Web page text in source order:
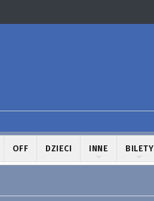
OFF DZIECI INNE BILETY